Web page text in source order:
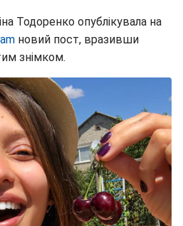
Тодоренко опублікувала на
новий пост, вразивши
знімком.